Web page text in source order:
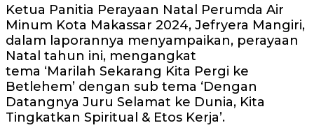
Ketua Panitia Perayaan Natal Perumda Air
Minum Kota Makassar 2024, Jefryera Mangiri,
dalam laporannya menyampaikan, perayaan
Natal tahun ini, mengangkat
tema ‘Marilah Sekarang Kita Pergi ke
Betlehem’ dengan sub tema ‘Dengan
Datangnya Juru Selamat ke Dunia, Kita
Tingkatkan Spiritual & Etos Kerja’.